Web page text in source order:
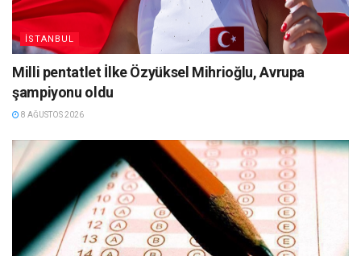
İSTANBUL
Milli pentatlet İlke Özyüksel Mihrioğlu, Avrupa
şampiyonu oldu
8 AĞUSTOS 2026